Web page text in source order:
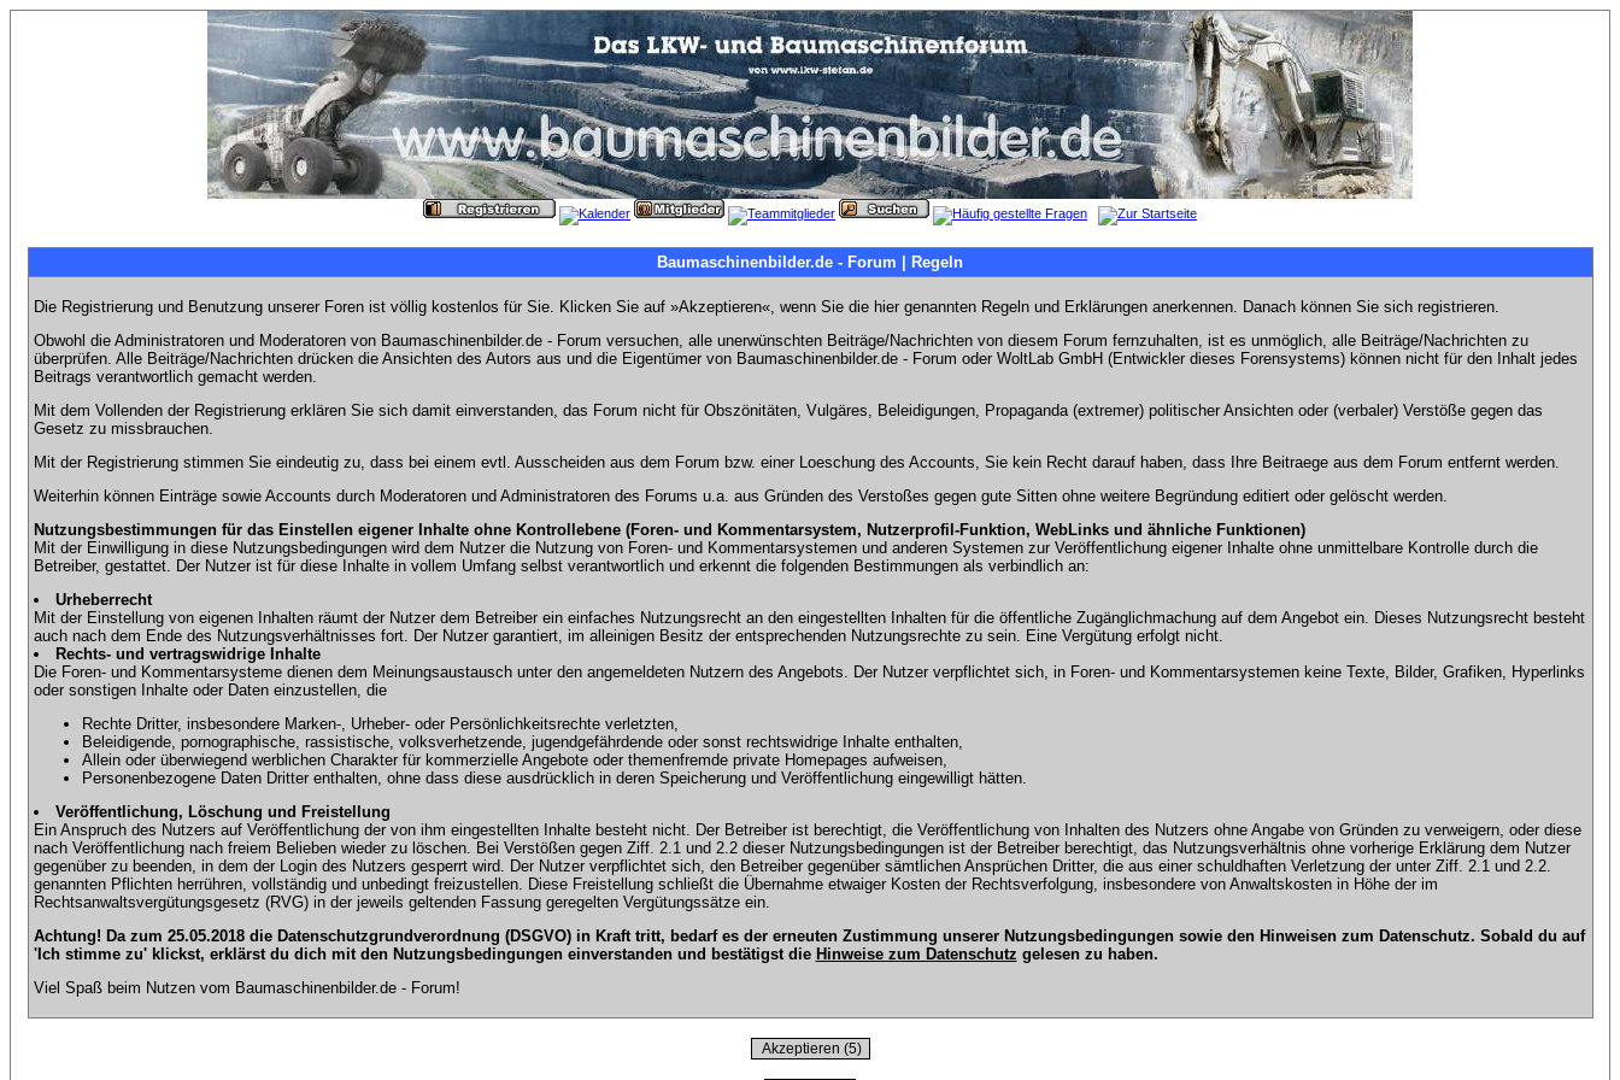
Baumaschinenbilder.de - Forum | Regeln
Die Registrierung und Benutzung unserer Foren ist völlig kostenlos für Sie. Klicken Sie auf »Akzeptieren«, wenn Sie die hier genannten Regeln und Erklärungen anerkennen. Danach können Sie sich registrieren.
Obwohl die Administratoren und Moderatoren von Baumaschinenbilder.de - Forum versuchen, alle unerwünschten Beiträge/Nachrichten von diesem Forum fernzuhalten, ist es unmöglich, alle Beiträge/Nachrichten zu
überprüfen. Alle Beiträge/Nachrichten drücken die Ansichten des Autors aus und die Eigentümer von Baumaschinenbilder.de - Forum oder WoltLab GmbH (Entwickler dieses Forensystems) können nicht für den Inhalt jedes
Beitrags verantwortlich gemacht werden.
Mit dem Vollenden der Registrierung erklären Sie sich damit einverstanden, das Forum nicht für Obszönitäten, Vulgäres, Beleidigungen, Propaganda (extremer) politischer Ansichten oder (verbaler) Verstöße gegen das
Gesetz zu missbrauchen.
Mit der Registrierung stimmen Sie eindeutig zu, dass bei einem evtl. Ausscheiden aus dem Forum bzw. einer Loeschung des Accounts, Sie kein Recht darauf haben, dass Ihre Beitraege aus dem Forum entfernt werden.
Weiterhin können Einträge sowie Accounts durch Moderatoren und Administratoren des Forums u.a. aus Gründen des Verstoßes gegen gute Sitten ohne weitere Begründung editiert oder gelöscht werden.
Nutzungsbestimmungen für das Einstellen eigener Inhalte ohne Kontrollebene (Foren- und Kommentarsystem, Nutzerprofil-Funktion, WebLinks und ähnliche Funktionen)
Mit der Einwilligung in diese Nutzungsbedingungen wird dem Nutzer die Nutzung von Foren- und Kommentarsystemen und anderen Systemen zur Veröffentlichung eigener Inhalte ohne unmittelbare Kontrolle durch die
Betreiber, gestattet. Der Nutzer ist für diese Inhalte in vollem Umfang selbst verantwortlich und erkennt die folgenden Bestimmungen als verbindlich an:
Urheberrecht
Mit der Einstellung von eigenen Inhalten räumt der Nutzer dem Betreiber ein einfaches Nutzungsrecht an den eingestellten Inhalten für die öffentliche Zugänglichmachung auf dem Angebot ein. Dieses Nutzungsrecht besteht
auch nach dem Ende des Nutzungsverhältnisses fort. Der Nutzer garantiert, im alleinigen Besitz der entsprechenden Nutzungsrechte zu sein. Eine Vergütung erfolgt nicht.
Rechts- und vertragswidrige Inhalte
Die Foren- und Kommentarsysteme dienen dem Meinungsaustausch unter den angemeldeten Nutzern des Angebots. Der Nutzer verpflichtet sich, in Foren- und Kommentarsystemen keine Texte, Bilder, Grafiken, Hyperlinks
oder sonstigen Inhalte oder Daten einzustellen, die
Rechte Dritter, insbesondere Marken-, Urheber- oder Persönlichkeitsrechte verletzten,
Beleidigende, pornographische, rassistische, volksverhetzende, jugendgefährdende oder sonst rechtswidrige Inhalte enthalten,
Allein oder überwiegend werblichen Charakter für kommerzielle Angebote oder themenfremde private Homepages aufweisen,
Personenbezogene Daten Dritter enthalten, ohne dass diese ausdrücklich in deren Speicherung und Veröffentlichung eingewilligt hätten.
Veröffentlichung, Löschung und Freistellung
Ein Anspruch des Nutzers auf Veröffentlichung der von ihm eingestellten Inhalte besteht nicht. Der Betreiber ist berechtigt, die Veröffentlichung von Inhalten des Nutzers ohne Angabe von Gründen zu verweigern, oder diese
nach Veröffentlichung nach freiem Belieben wieder zu löschen. Bei Verstößen gegen Ziff. 2.1 und 2.2 dieser Nutzungsbedingungen ist der Betreiber berechtigt, das Nutzungsverhältnis ohne vorherige Erklärung dem Nutzer
gegenüber zu beenden, in dem der Login des Nutzers gesperrt wird. Der Nutzer verpflichtet sich, den Betreiber gegenüber sämtlichen Ansprüchen Dritter, die aus einer schuldhaften Verletzung der unter Ziff. 2.1 und 2.2.
genannten Pflichten herrühren, vollständig und unbedingt freizustellen. Diese Freistellung schließt die Übernahme etwaiger Kosten der Rechtsverfolgung, insbesondere von Anwaltskosten in Höhe der im
Rechtsanwaltsvergütungsgesetz (RVG) in der jeweils geltenden Fassung geregelten Vergütungssätze ein.
Achtung! Da zum 25.05.2018 die Datenschutzgrundverordnung (DSGVO) in Kraft tritt, bedarf es der erneuten Zustimmung unserer Nutzungsbedingungen sowie den Hinweisen zum Datenschutz. Sobald du auf
'Ich stimme zu' klickst, erklärst du dich mit den Nutzungsbedingungen einverstanden und bestätigst die Hinweise zum Datenschutz gelesen zu haben.
Viel Spaß beim Nutzen vom Baumaschinenbilder.de - Forum!